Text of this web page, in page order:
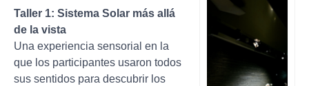
Taller 1: Sistema Solar más allá
de la vista
Una experiencia sensorial en la
que los participantes usaron todos
sus sentidos para descubrir los